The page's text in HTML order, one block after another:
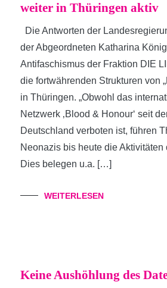
weiter in Thüringen aktiv
Die Antworten der
der Abgeordneten Katharina
Antifaschismus der Fraktion DIE
die fortwährenden Strukturen von
in Thüringen. „Obwohl das
Netzwerk ‚Blood & Honour‘ seit
Deutschland verboten ist, führen
Neonazis bis heute die Aktivitäten
Dies belegen u.a. […]
WEITERLESEN
Keine Aushöhlung des